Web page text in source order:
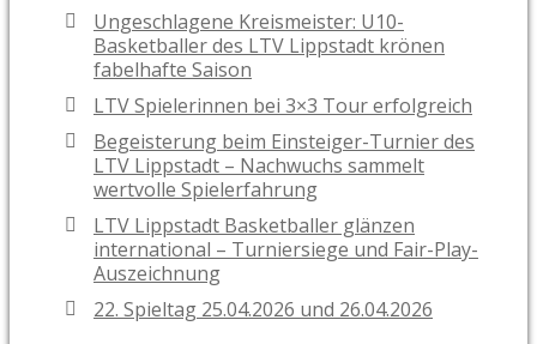
Ungeschlagene Kreismeister: U10-
Basketballer des LTV Lippstadt krönen
fabelhafte Saison
LTV Spielerinnen bei 3×3 Tour erfolgreich
Begeisterung beim Einsteiger-Turnier des
LTV Lippstadt – Nachwuchs sammelt
wertvolle Spielerfahrung
LTV Lippstadt Basketballer glänzen
international – Turniersiege und Fair-Play-
Auszeichnung
22. Spieltag 25.04.2026 und 26.04.2026